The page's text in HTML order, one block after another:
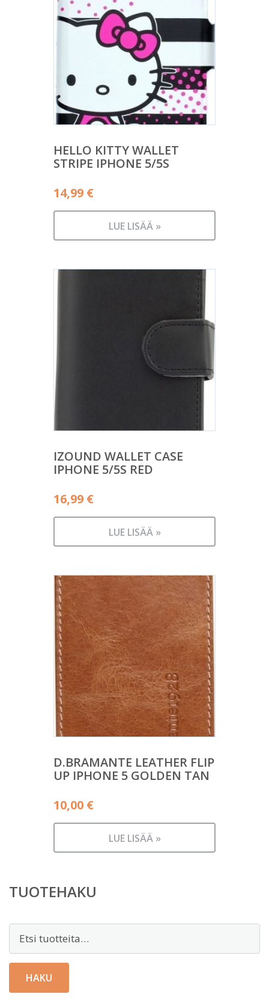
HELLO KITTY WALLET
STRIPE IPHONE 5/5S
14,99 €
LUE LISÄÄ »
IZOUND WALLET CASE
IPHONE 5/5S RED
16,99 €
LUE LISÄÄ »
D.BRAMANTE LEATHER FLIP
UP IPHONE 5 GOLDEN TAN
10,00 €
LUE LISÄÄ »
TUOTEHAKU
Etsi:
HAKU